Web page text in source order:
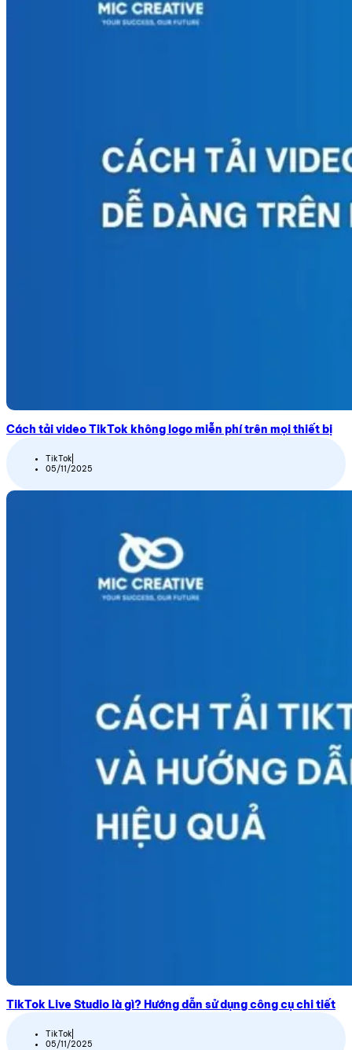
Cách tải video TikTok không logo miễn phí trên mọi thiết bị
TikTok
05/11/2025
TikTok Live Studio là gì? Hướng dẫn sử dụng công cụ chi tiết
TikTok
05/11/2025